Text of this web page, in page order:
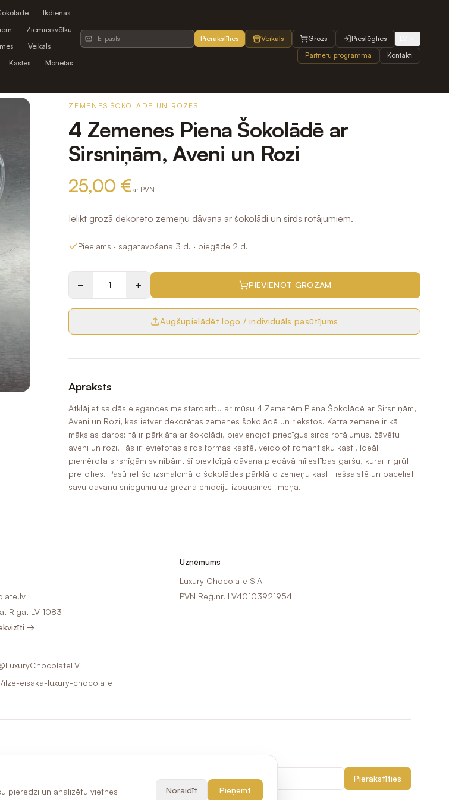
Ikdienas
Ziemassvētku
Veikals
Kastes
Monētas
Pierakstīties Veikals Grozs Pieslēgties
Partneru programma Kontakti
ZEMENES ŠOKOLĀDĒ UN ROZES
4 Zemenes Piena Šokolādē ar
Sirsniņām, Aveni un Rozi
25,00 €ar PVN
Ielikt grozā dekoreto zemeņu dāvana ar šokolādi un sirds rotājumiem.
Pieejams · sagatavošana 3 d. · piegāde 2 d.
− + PIEVIENOT GROZAM
Augšupielādēt logo / individuāls pasūtījums
Apraksts
Atklājiet saldās elegances meistardarbu ar mūsu 4 Zemenēm Piena Šokolādē ar Sirsniņām,
Aveni un Rozi, kas ietver dekorētas zemenes šokolādē un riekstos. Katra zemene ir kā
mākslas darbs: tā ir pārklāta ar šokolādi, pievienojot priecīgus sirds rotājumus, žāvētu
aveni un rozi. Tās ir ievietotas sirds formas kastē, veidojot romantisku kasti. Ideāli
piemērota sirsnīgām svinībām, šī pievilcīgā dāvana piedāvā mīlestības garšu, kurai ir grūti
pretoties. Pasūtiet šo izsmalcināto šokolādes pārklāto zemeņu kasti tiešsaistē un paceliet
savu dāvanu sniegumu uz grezna emociju izpausmes līmeņa.
Rīga, LV-1083
→
ilze-eisaka-luxury-chocolate
Uzņēmums
Luxury Chocolate SIA
PVN Reģ.nr. LV40103921954
Pierakstīties
pieredzi un analizētu vietnes
Noraidīt Pieņemt